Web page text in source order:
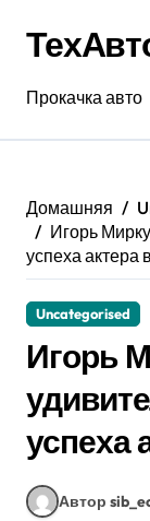
содержанию
Прокачка авто
Домашняя
Игорь
успеха актера
Uncategorised
Игорь
успеха
Автор